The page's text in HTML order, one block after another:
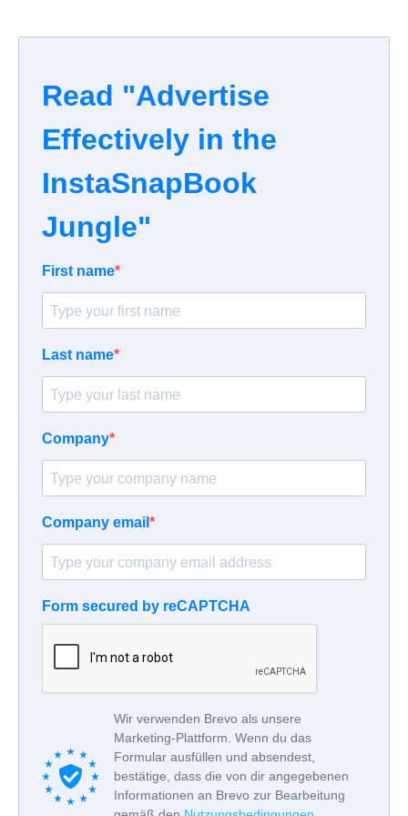
Read "Advertise
Effectively in the
InstaSnapBook
Jungle"
First name
Last name
Company
Company email
Form secured by reCAPTCHA
Wir verwenden Brevo als unsere
Marketing-Plattform. Wenn du das
Formular ausfüllen und absendest,
bestätige, dass die von dir angegebenen
Informationen an Brevo zur Bearbeitung